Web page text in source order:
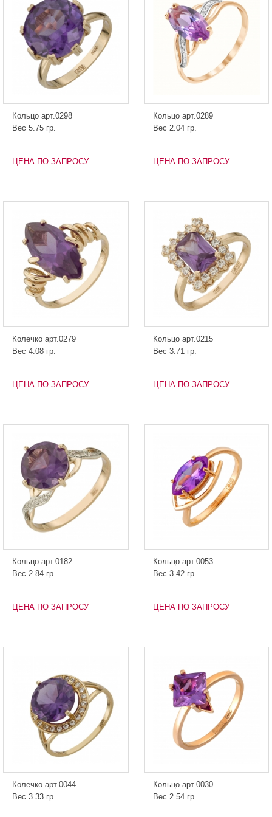
Кольцо арт.0298
Вес 5.75 гр.
ЦЕНА ПО ЗАПРОСУ
Кольцо арт.0289
Вес 2.04 гр.
ЦЕНА ПО ЗАПРОСУ
Колечко арт.0279
Вес 4.08 гр.
ЦЕНА ПО ЗАПРОСУ
Кольцо арт.0215
Вес 3.71 гр.
ЦЕНА ПО ЗАПРОСУ
Кольцо арт.0182
Вес 2.84 гр.
ЦЕНА ПО ЗАПРОСУ
Кольцо арт.0053
Вес 3.42 гр.
ЦЕНА ПО ЗАПРОСУ
Колечко арт.0044
Вес 3.33 гр.
Кольцо арт.0030
Вес 2.54 гр.